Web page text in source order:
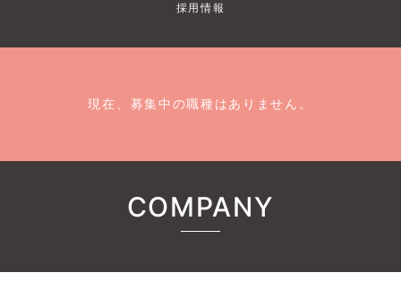
採用情報
現在、募集中の職種はありません。
COMPANY